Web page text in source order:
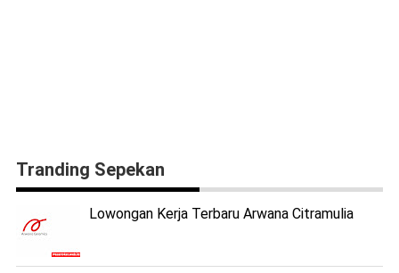
Tranding Sepekan
Lowongan Kerja Terbaru Arwana Citramulia